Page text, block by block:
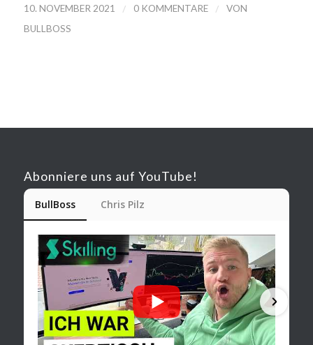
10. NOVEMBER 2021 / 0 KOMMENTARE /
VON
BULLBOSS
Abonniere uns auf YouTube!
BullBoss Chris Pilz